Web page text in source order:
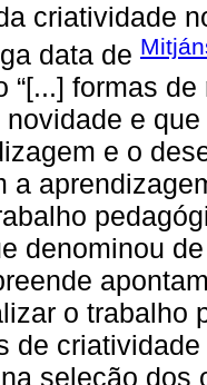
criatividade
data de
“[...] formas
e
e o
a
denominou
o trabalho
de
seleção dos